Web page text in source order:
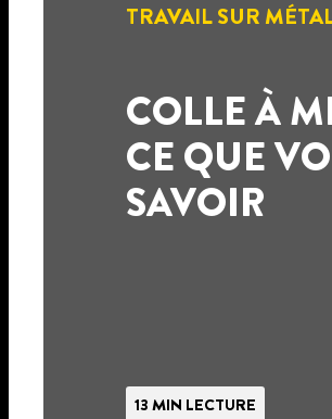
TRAVAIL SUR
COLLE À
CE QUE
SAVOIR
13 MIN LECTURE